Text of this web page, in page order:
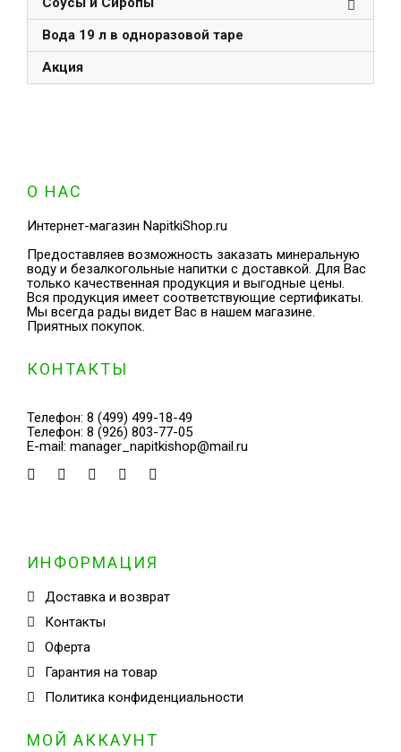
Вода 19 л в одноразовой таре
Акция
О НАС
Интернет-магазин NapitkiShop.ru
Предоставляев возможность заказать минеральную
воду и безалкогольные напитки с доставкой. Для Вас
только качественная продукция и выгодные цены.
Вся продукция имеет соответствующие сертификаты.
Мы всегда рады видет Вас в нашем магазине.
Приятных покупок.
КОНТАКТЫ
Телефон: 8 (499) 499-18-49
Телефон: 8 (926) 803-77-05
E-mail: manager_napitkishop@mail.ru
ИНФОРМАЦИЯ
Доставка и возврат
Контакты
Оферта
Гарантия на товар
Политика конфиденциальности
МОЙ АККАУНТ